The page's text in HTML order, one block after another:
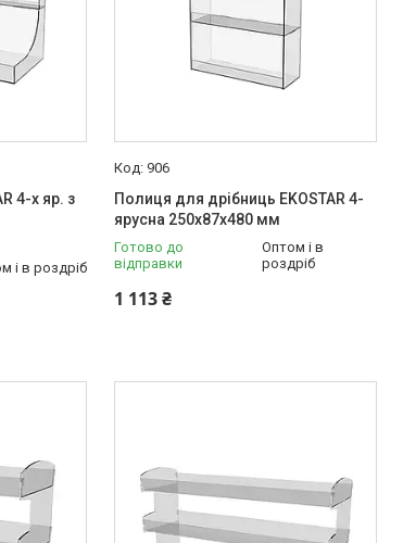
4-х яр. з
і в роздріб
906
Полиця для дрібниць EKOSTAR 4-
ярусна 250х87х480 мм
Готово до
відправки
Оптом і в
роздріб
1 113 ₴